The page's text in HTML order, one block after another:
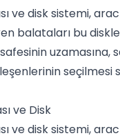
ve disk sistemi,
balataları bu
seçilmesi
ve Disk
ve disk sistemi,